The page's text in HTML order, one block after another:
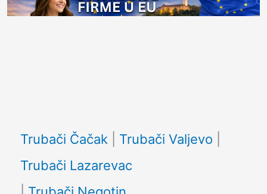
Trubači Čačak Trubači Valjevo
Trubači Lazarevac